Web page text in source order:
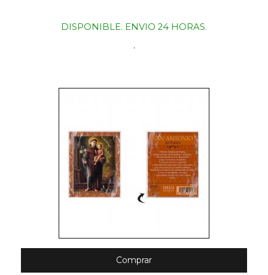
DISPONIBLE. ENVIO 24 HORAS.
.
Comprar